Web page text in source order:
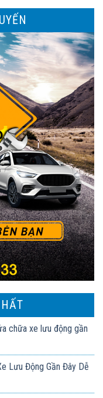
chữa xe lưu động gần
Lưu Động Gần Đây Dễ